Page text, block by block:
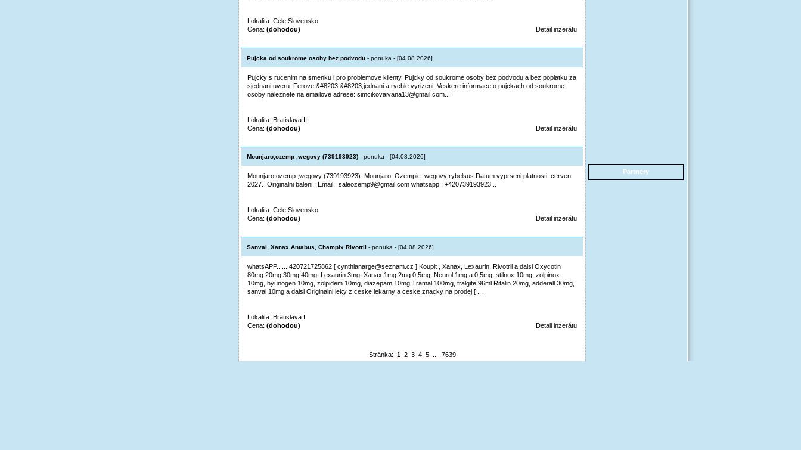
Lokalita: Cele Slovensko
Cena: (dohodou) Detail inzerátu
Pujcka od soukrome osoby bez podvodu - ponuka - [04.08.2026]
Pujcky s rucenim na smenku i pro problemove klienty. Pujcky od soukrome osoby bez podvodu a bez poplatku za
sjednani uveru. Ferove &#8203;&#8203;jednani a rychle vyrizeni. Veskere informace o pujckach od soukrome
osoby naleznete na emailove adrese: simcikovaivana13@gmail.com...
Lokalita: Bratislava III
Cena: (dohodou) Detail inzerátu
Mounjaro,ozemp ,wegovy (739193923) - ponuka - [04.08.2026]
Mounjaro,ozemp ,wegovy (739193923) Mounjaro Ozempic wegovy rybelsus Datum vyprseni platnosti: cerven
2027. Originalni baleni. Email:: saleozemp9@gmail.com whatsapp:: +420739193923...
Lokalita: Cele Slovensko
Cena: (dohodou) Detail inzerátu
Sanval, Xanax Antabus, Champix Rivotril - ponuka - [04.08.2026]
whatsAPP.......420721725862 [ cynthianarge@seznam.cz ] Koupit , Xanax, Lexaurin, Rivotril a dalsi Oxycotin
80mg 20mg 30mg 40mg, Lexaurin 3mg, Xanax 1mg 2mg 0,5mg, Neurol 1mg a 0,5mg, stilnox 10mg, zolpinox
10mg, hyunogen 10mg, zolpidem 10mg, diazepam 10mg Tramal 100mg, tralgite 96ml Ritalin 20mg, adderall 30mg,
sanval 10mg a dalsi Originalni leky z ceske lekarny a ceske znacky na prodej [ ...
Lokalita: Bratislava I
Cena: (dohodou) Detail inzerátu
Stránka: 1 2 3 4 5... 7639
Partnery